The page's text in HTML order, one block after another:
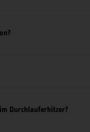
Durchlauferhitzer?